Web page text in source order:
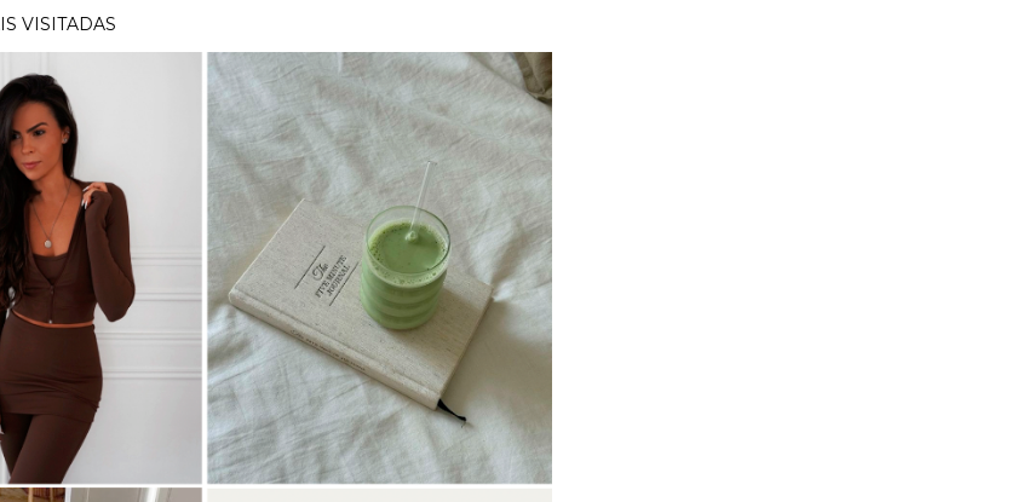
VISITADAS